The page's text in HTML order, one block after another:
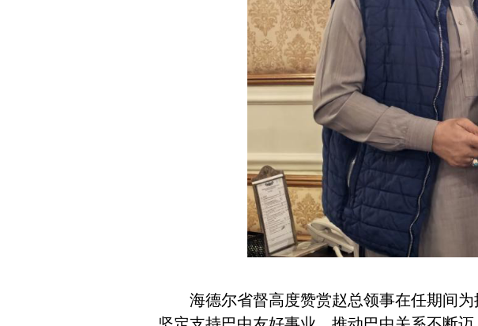
海德尔省督高度赞赏赵总领事在任期间